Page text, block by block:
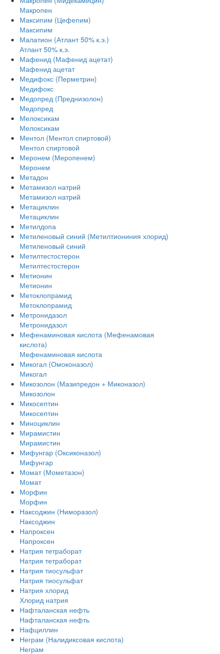
Макропен
Максипим (Цефепим)
Максипим
Малатион (Атлант 50% к.э.)
Атлант 50% к.э.
Мафенид (Мафенид ацетат)
Мафенид ацетат
Медифокс (Перметрин)
Медифокс
Медопред (Преднизолон)
Медопред
Мелоксикам
Мелоксикам
Ментол (Ментол спиртовой)
Ментол спиртовой
Меронем (Меропенем)
Меронем
Метадон
Метамизол натрий
Метамизол натрий
Метациклин
Метациклин
Метилдопа
Метиленовый синий (Метилтиониния хлорид)
Метиленовый синий
Метилтестостерон
Метилтестостерон
Метионин
Метионин
Метоклопрамид
Метоклопрамид
Метронидазол
Метронидазол
Мефенаминовая кислота (Мефенамовая
кислота)
Мефенаминовая кислота
Микогал (Омоконазол)
Микогал
Микозолон (Мазипредон + Миконазол)
Микозолон
Микосептин
Микосептин
Миноциклин
Мирамистин
Мирамистин
Мифунгар (Оксиконазол)
Мифунгар
Момат (Мометазон)
Момат
Морфин
Морфин
Наксоджин (Ниморазол)
Наксоджин
Напроксен
Напроксен
Натрия тетраборат
Натрия тетраборат
Натрия тиосульфат
Натрия тиосульфат
Натрия хлорид
Хлорид натрия
Нафталанская нефть
Нафталанская нефть
Нафциллин
Неграм (Налидиксовая кислота)
Неграм